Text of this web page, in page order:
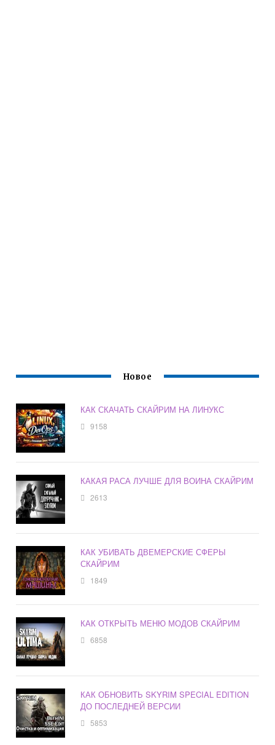
Новое
КАК СКАЧАТЬ СКАЙРИМ НА ЛИНУКС
9158
КАКАЯ РАСА ЛУЧШЕ ДЛЯ ВОИНА СКАЙРИМ
2613
КАК УБИВАТЬ ДВЕМЕРСКИЕ СФЕРЫ
СКАЙРИМ
1849
КАК ОТКРЫТЬ МЕНЮ МОДОВ СКАЙРИМ
6858
КАК ОБНОВИТЬ SKYRIM SPECIAL EDITION
ДО ПОСЛЕДНЕЙ ВЕРСИИ
5853